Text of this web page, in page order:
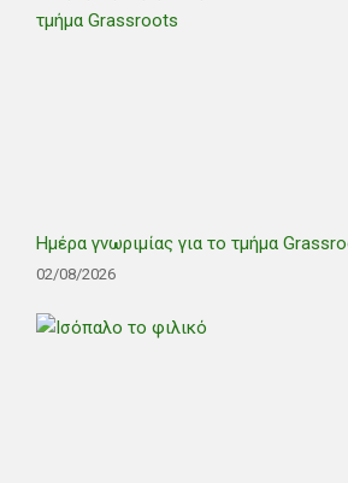
Ημέρα γνωριμίας για το τμήμα
02/08/2026